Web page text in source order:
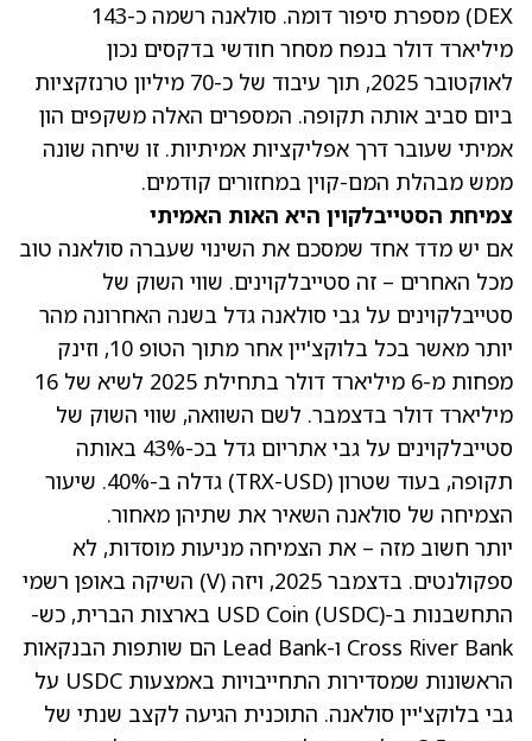
DEX) מספרת סיפור דומה. סולאנה רשמה כ-143
מיליארד דולר בנפח מסחר חודשי בדקסים נכון
לאוקטובר 2025, תוך עיבוד של כ-70 מיליון טרנזקציות
ביום סביב אותה תקופה. המספרים האלה משקפים הון
אמיתי שעובר דרך אפליקציות אמיתיות. זו שיחה שונה
ממש מבהלת המם-קוין במחזורים קודמים.
צמיחת הסטייבלקוין היא האות האמיתי
אם יש מדד אחד שמסכם את השינוי שעברה סולאנה טוב
מכל האחרים – זה סטייבלקוינים. שווי השוק של
סטייבלקוינים על גבי סולאנה גדל בשנה האחרונה מהר
יותר מאשר בכל בלוקצ'יין אחר מתוך הטופ 10, וזינק
מפחות מ-6 מיליארד דולר בתחילת 2025 לשיא של 16
מיליארד דולר בדצמבר. לשם השוואה, שווי השוק של
סטייבלקוינים על גבי אתריום גדל בכ-43% באותה
תקופה, בעוד שטרון (TRX-USD) גדלה ב-40%. שיעור
הצמיחה של סולאנה השאיר את שתיהן מאחור.
יותר חשוב מזה – את הצמיחה מניעות מוסדות, לא
ספקולנטים. בדצמבר 2025, ויזה
(V)
השיקה באופן רשמי
התחשבנות ב-USD Coin (USDC) בארצות הברית, כש-
Cross River Bank ו-Lead Bank הם שותפות הבנקאות
הראשונות שמסדירות התחייבויות באמצעות USDC על
גבי בלוקצ'יין סולאנה. התוכנית הגיעה לקצב שנתי של